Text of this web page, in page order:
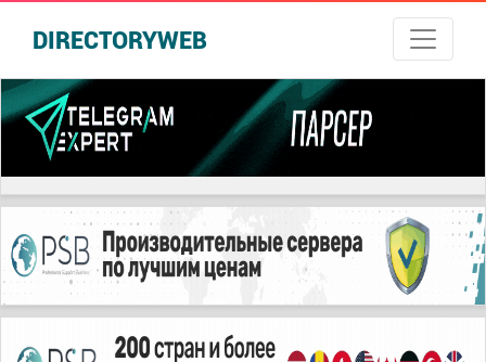
DIRECTORYWEB